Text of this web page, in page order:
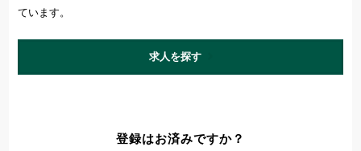
ています。
求人を探す
登録はお済みですか？